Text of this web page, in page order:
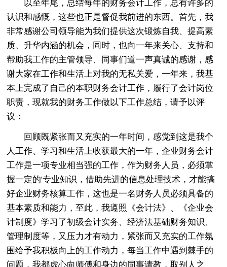
以至年尾，总结每年的财务会计工作，总有许多的
认识和感慨，这些也正是督促我前进的东西。首先，我
非常感谢公司领导能为我们提供这次锻炼自我、提高素
质、升华内涵的机会，同时，也向一年来关心、支持和
帮助我工作的主管领导、同事们道一声真诚的感谢，感
谢大家在工作和生活上对我的无私关爱，一年来，我基
本上完成了自己的本职财务会计工作，履行了会计岗位
职责，现就我的财务工作做以下工作总结，请予以评
议：
回顾既紧张而又充实的一年时间，感觉到这是我个
人工作、学习和生活上收获最大的一年，企业财务会计
工作是一项专业相当强的工作，作为财务人员，必须掌
握一定的'专业知识，借助先进的信息处理技术，才能搞
好企业财务核算工作，这也是一名财务人员必须具备的
基本素质和能力，至此，我遵照《会计法》、《企业会
计制度》学习了初级会计实务、经济法基础财务知识、
管理制度等，又压力才有动力，紧张而又充实的工作氛
围给予我积极向上的工作动力，每当工作中遇到棘手的
问题，我都虚心向师傅和身边的同事请教，取别人之